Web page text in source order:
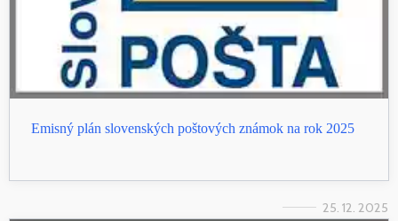
Emisný plán slovenských poštových známok na rok 2025
25. 12. 2025